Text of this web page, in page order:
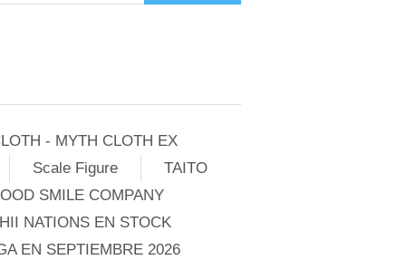
- MYTH CLOTH EX
Scale Figure
TAITO
SMILE COMPANY
NATIONS EN STOCK
EN SEPTIEMBRE 2026